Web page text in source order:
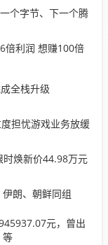
个字节、下一个腾
倍利润 想赚100倍
全栈升级
担忧游戏业务放缓
时焕新价44.98万元
朗、朝鲜同组
元，曾出
等